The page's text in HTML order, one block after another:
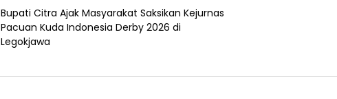
Bupati Citra Ajak Masyarakat Saksikan Kejurnas
Pacuan Kuda Indonesia Derby 2026 di
Legokjawa